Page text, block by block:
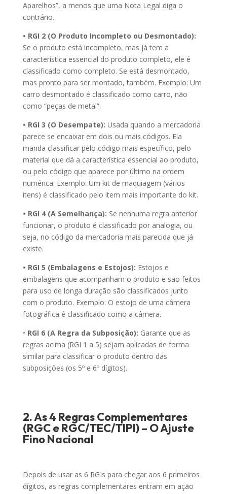
Aparelhos”, a menos que uma Nota Legal diga o
contrário.
• RGI 2 (O Produto Incompleto ou Desmontado):
Se o produto está incompleto, mas já tem a
característica essencial do produto completo, ele é
classificado como completo. Se está desmontado,
mas pronto para ser montado, também. Exemplo: Um
carro desmontado é classificado como carro, não
como “peças de metal”.
• RGI 3 (O Desempate): Usada quando a mercadoria
parece se encaixar em dois ou mais códigos. Ela
manda classificar pelo código mais específico, pelo
material que dá a característica essencial ao produto,
ou pelo código que aparece por último na ordem
numérica. Exemplo: Um kit de maquiagem (vários
itens) é classificado pelo item mais importante do kit.
• RGI 4 (A Semelhança): Se nenhuma regra anterior
funcionar, o produto é classificado por analogia, ou
seja, no código da mercadoria mais parecida que já
existe.
• RGI 5 (Embalagens e Estojos): Estojos e
embalagens que acompanham o produto e são feitos
para uso de longa duração são classificados junto
com o produto. Exemplo: O estojo de uma câmera
fotográfica é classificado como a câmera.
• RGI 6 (A Regra da Subposição): Garante que as
regras acima (RGI 1 a 5) sejam aplicadas de forma
similar para classificar o produto dentro das
subposições (os 5º e 6º dígitos).
2. As 4 Regras Complementares
(RGC e RGC/TEC/TIPI) – O Ajuste
Fino Nacional
Depois de usar as 6 RGIs para chegar aos 6 primeiros
dígitos, as regras complementares entram em ação